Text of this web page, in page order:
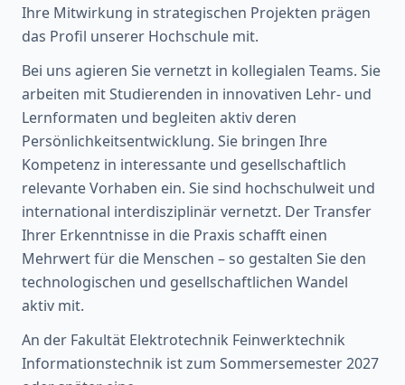
Ihre Mitwirkung in strategischen Projekten prägen
das Profil unserer Hochschule mit.
Bei uns agieren Sie vernetzt in kollegialen Teams. Sie
arbeiten mit Studierenden in innovativen Lehr- und
Lernformaten und begleiten aktiv deren
Persönlichkeitsentwicklung. Sie bringen Ihre
Kompetenz in interessante und gesellschaftlich
relevante Vorhaben ein. Sie sind hochschulweit und
international interdisziplinär vernetzt. Der Transfer
Ihrer Erkenntnisse in die Praxis schafft einen
Mehrwert für die Menschen – so gestalten Sie den
technologischen und gesellschaftlichen Wandel
aktiv mit.
An der Fakultät Elektrotechnik Feinwerktechnik
Informationstechnik ist zum Sommersemester 2027